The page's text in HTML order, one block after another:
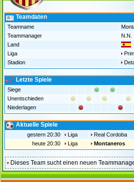
Teamdaten
Teamname
Teammanager
N.N.
Land
Liga
Stadion
Letzte Spiele
Siege
Unentschieden
Niederlagen
Aktuelle Spiele
gestern 20:30 Liga Real Cordoba
heute 20:30
Liga Montaneros
Dieses Team sucht einen neuen